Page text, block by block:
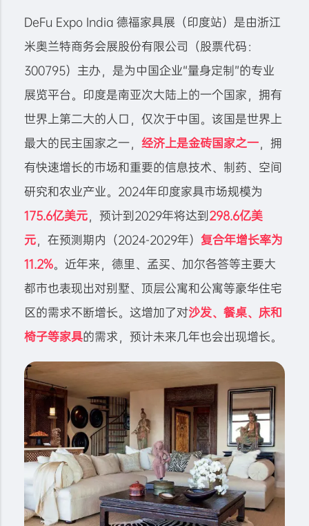
DeFu Expo India 德福家具展（印度站）是由浙江
米奥兰特商务会展股份有限公司（股票代码：
300795）主办，是为中国企业“量身定制”的专业
展览平台。印度是南亚次大陆上的一个国家，拥有
世界上第二大的人口，仅次于中国。该国是世界上
最大的民主国家之一， 经济上是金砖国家之一，拥
有快速增长的市场和重要的信息技术、制药、空间
研究和农业产业。2024年印度家具市场规模为
175.6亿美元，预计到2029年将达到298.6亿美
元，在预测期内（2024-2029年） 复合年增长率为
11.2%。近年来，德里、孟买、加尔各答等主要大
都市也表现出对别墅、顶层公寓和公寓等豪华住宅
区的需求不断增长。这增加了对沙发、餐桌、床和
椅子等家具的需求，预计未来几年也会出现增长。